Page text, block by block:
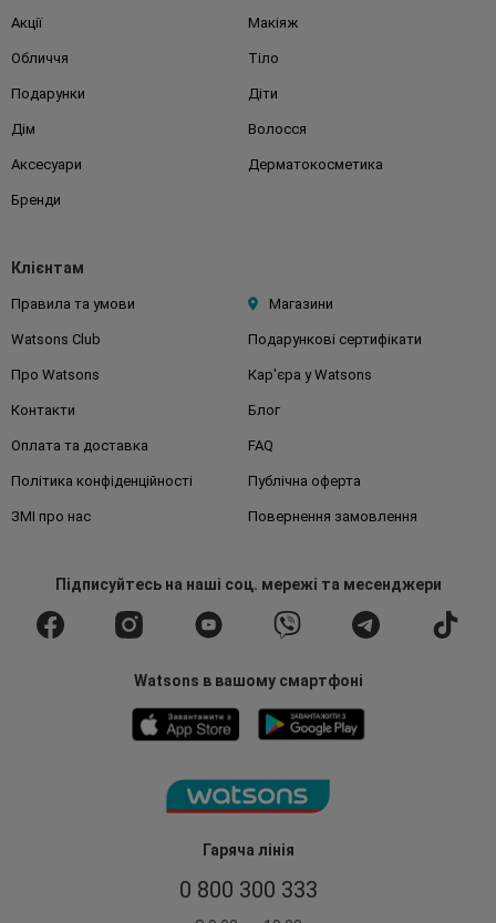
Гаряча лінія
0 800 300 333
Акції Макіяж
Обличчя Тіло
Подарунки Діти
Дім Волосся
Аксесуари Дерматокосметика
Бренди
Клієнтам
Правила та умови Магазини
Watsons Club Подарункові сертифікати
Про Watsons Кар'єра у Watsons
Контакти Блог
Оплата та доставка FAQ
Політика конфіденційності Публічна оферта
ЗМІ про нас Повернення замовлення
Підписуйтесьна наші соц. мережі та месенджери
Watsons в вашому смартфоні